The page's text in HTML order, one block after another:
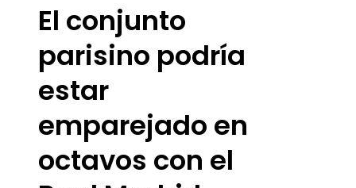
El conjunto
parisino podría
estar
emparejado en
octavos con el